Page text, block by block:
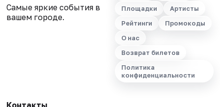
Самые яркие события в
вашем городе.
Площадки
Артисты
Рейтинги
Промокоды
О нас
Возврат билетов
Политика
конфиденциальности